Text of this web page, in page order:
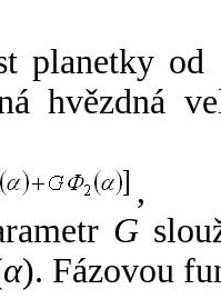
planetky od
hvězdná
,
G
α). Fázovou